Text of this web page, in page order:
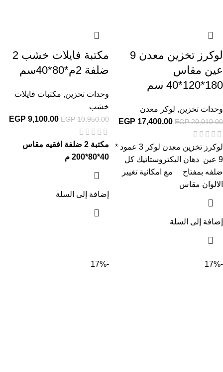
لوكرز تخزين معدن 9
عين مقاس
180*120*40 سم
وحدات تخزين, لوكر معدن
EGP20,010.00
EGP 17,400.00
لوكرز تخزين معدن لوكر 3 عمود *
9 عين دهان اليكتروستاتيك كل
ضلفه بمفتاح مع امكانية تغيير
الالوان مقاس
إضافة إلى السلة
مكتبة فايلات خشب 2
ضلفة 2م*80*40سم
وحدات تخزين, مكتبات فايلات
خشب
EGP10,950.00
EGP 9,100.00
مكتبة 2 ضلفة افقيه
مقاس
40*80*200 م
إضافة إلى السلة
-17%
-17%